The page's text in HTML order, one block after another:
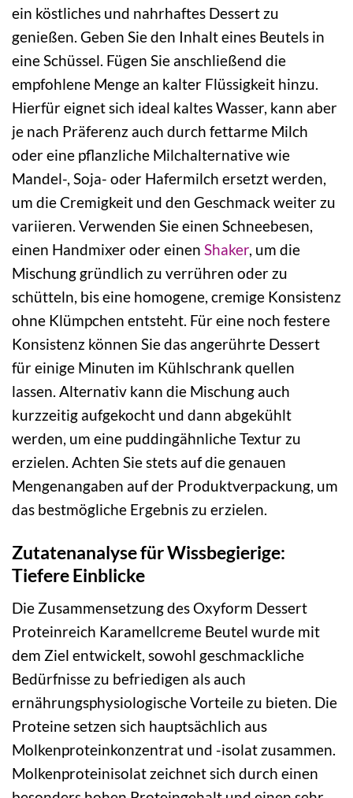
ein köstliches und nahrhaftes Dessert zu
genießen. Geben Sie den Inhalt eines Beutels in
eine Schüssel. Fügen Sie anschließend die
empfohlene Menge an kalter Flüssigkeit hinzu.
Hierfür eignet sich ideal kaltes Wasser, kann aber
je nach Präferenz auch durch fettarme Milch
oder eine pflanzliche Milchalternative wie
Mandel-, Soja- oder Hafermilch ersetzt werden,
um die Cremigkeit und den Geschmack weiter zu
variieren. Verwenden Sie einen Schneebesen,
einen Handmixer oder einen Shaker, um die
Mischung gründlich zu verrühren oder zu
schütteln, bis eine homogene, cremige Konsistenz
ohne Klümpchen entsteht. Für eine noch festere
Konsistenz können Sie das angerührte Dessert
für einige Minuten im Kühlschrank quellen
lassen. Alternativ kann die Mischung auch
kurzzeitig aufgekocht und dann abgekühlt
werden, um eine puddingähnliche Textur zu
erzielen. Achten Sie stets auf die genauen
Mengenangaben auf der Produktverpackung, um
das bestmögliche Ergebnis zu erzielen.
Zutatenanalyse für Wissbegierige:
Tiefere Einblicke
Die Zusammensetzung des Oxyform Dessert
Proteinreich Karamellcreme Beutel wurde mit
dem Ziel entwickelt, sowohl geschmackliche
Bedürfnisse zu befriedigen als auch
ernährungsphysiologische Vorteile zu bieten. Die
Proteine setzen sich hauptsächlich aus
Molkenproteinkonzentrat und -isolat zusammen.
Molkenproteinisolat zeichnet sich durch einen